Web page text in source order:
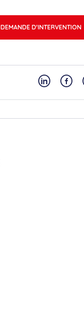
DEMANDE D'INTERVENTION